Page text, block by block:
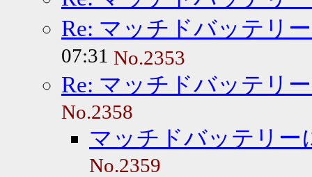
Re: マッチドバッテリ
07:31 No.2353
Re: マッチドバッテリ
No.2358
マッチドバッテリー
No.2359